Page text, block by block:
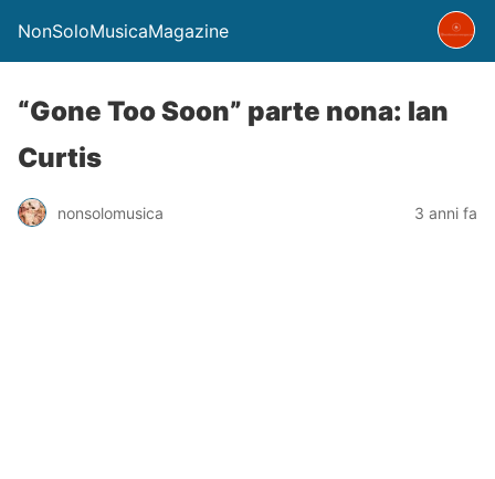
NonSoloMusicaMagazine
“Gone Too Soon” parte nona: Ian
Curtis
nonsolomusica 3 anni fa